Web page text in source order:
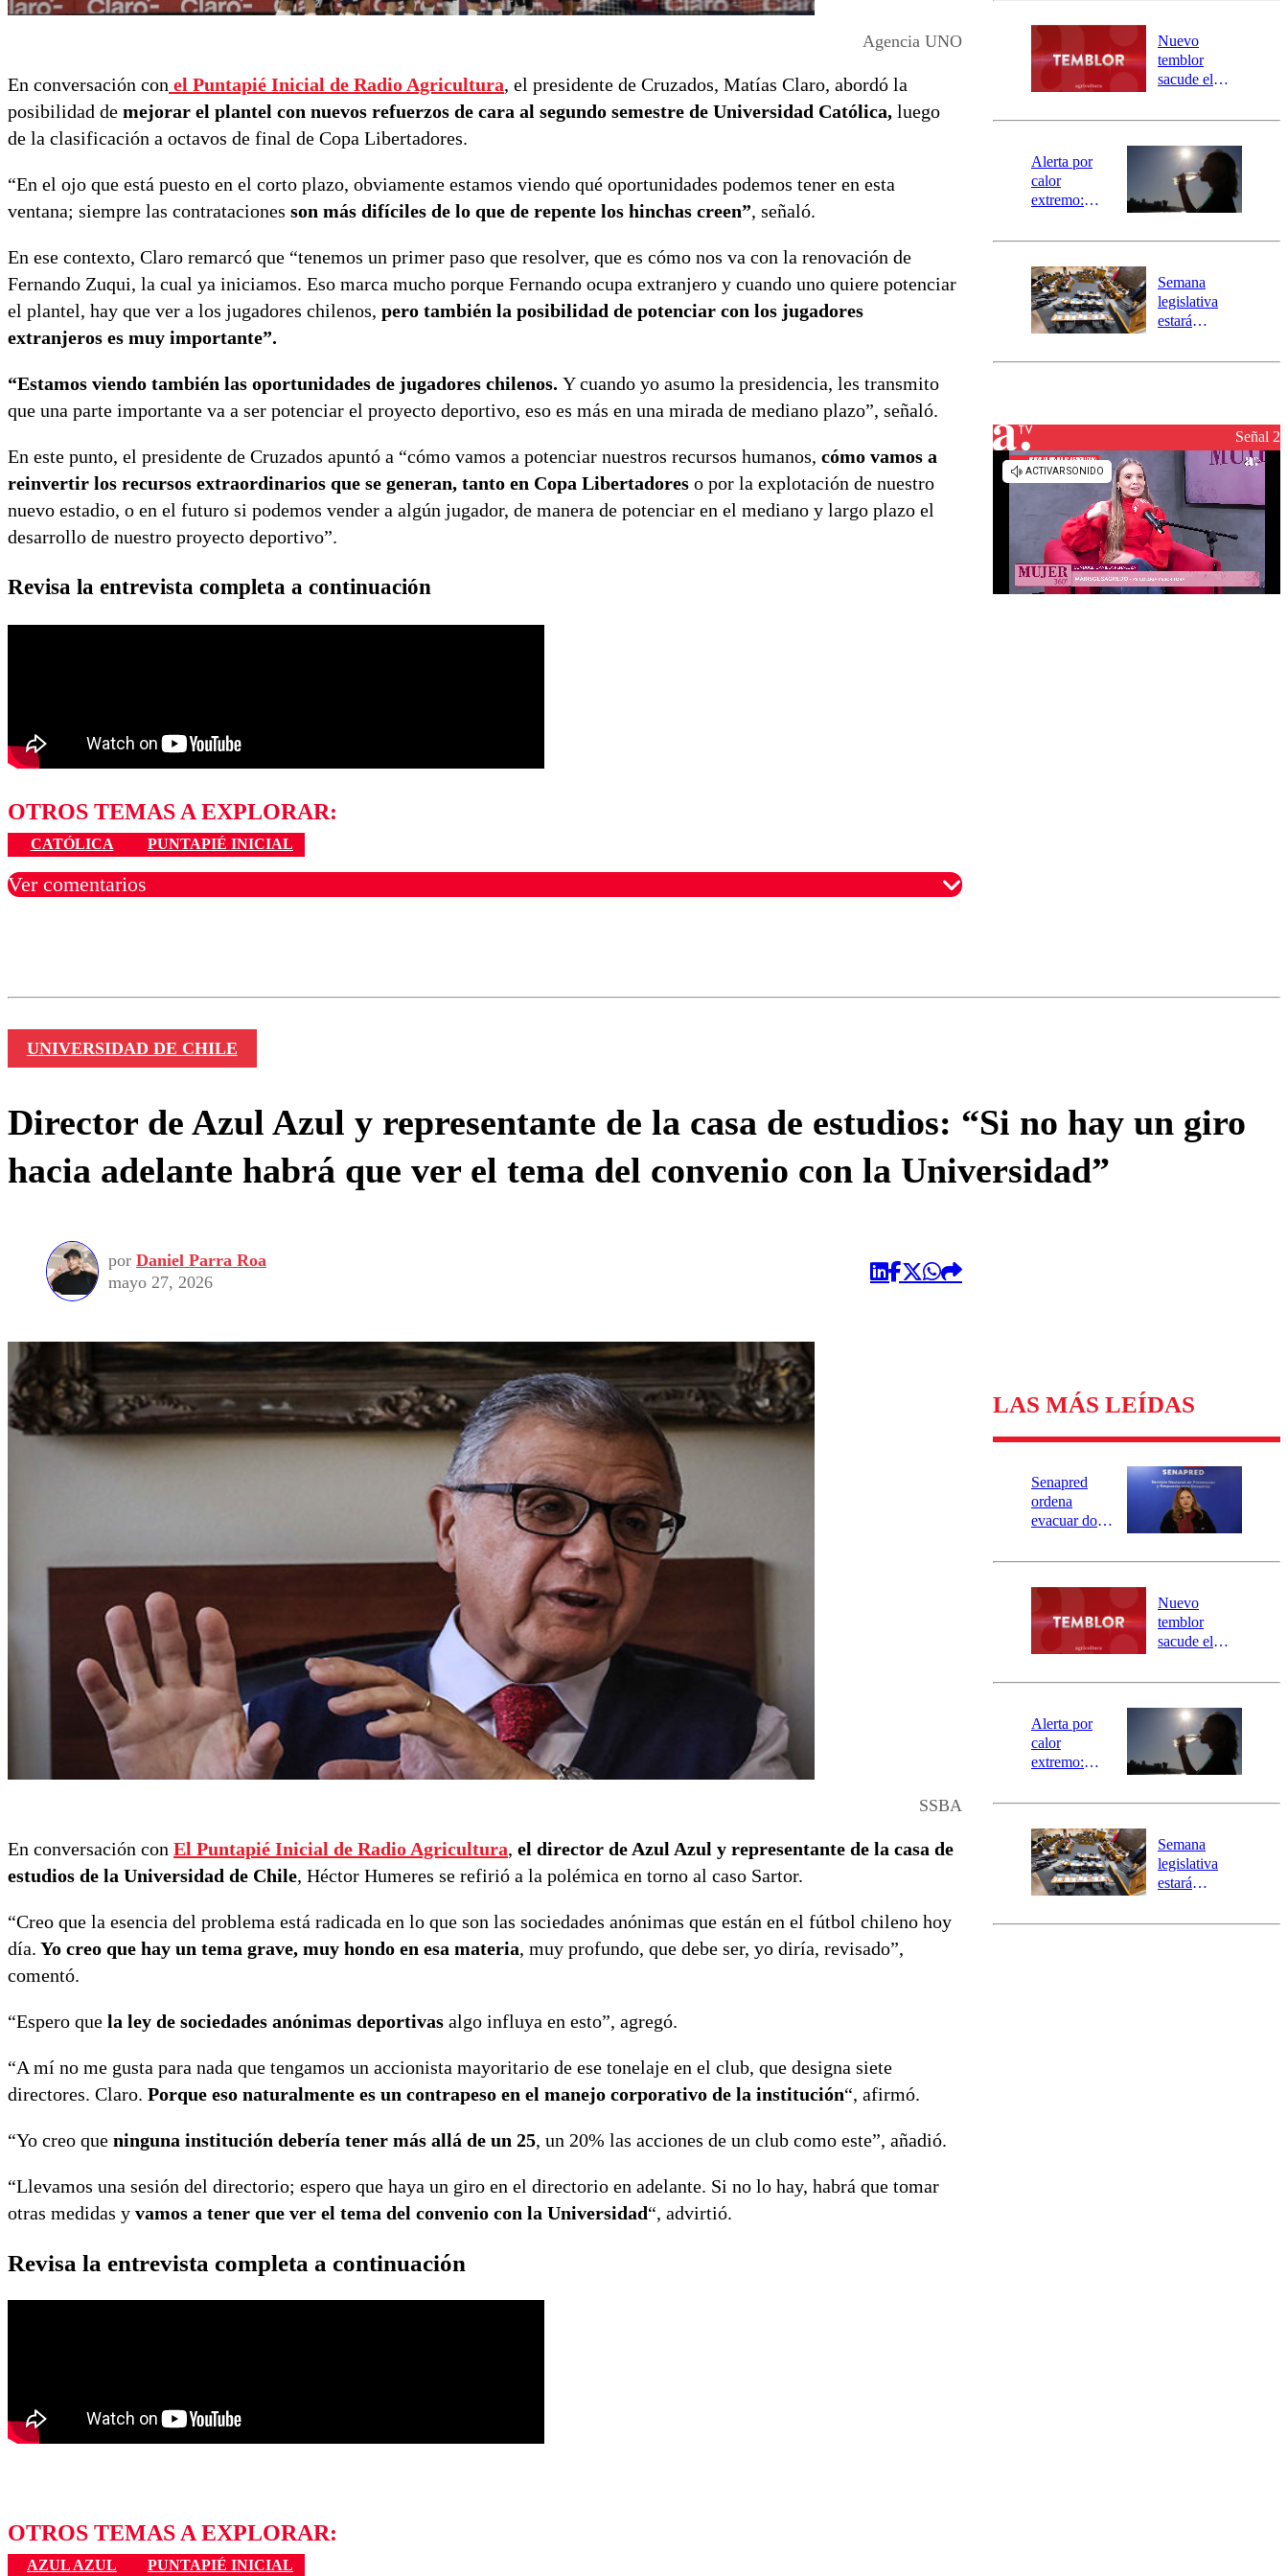
Agencia UNO
En conversación con el Puntapié Inicial de Radio Agricultura, el presidente de Cruzados, Matías Claro, abordó la
posibilidad de mejorar el plantel con nuevos refuerzos de cara al segundo semestre de Universidad Católica, luego
de la clasificación a octavos de final de Copa Libertadores.
“En el ojo que está puesto en el corto plazo, obviamente estamos viendo qué oportunidades podemos tener en esta
ventana; siempre las contrataciones son más difíciles de lo que de repente los hinchas creen”, señaló.
En ese contexto, Claro remarcó que “tenemos un primer paso que resolver, que es cómo nos va con la renovación de
Fernando Zuqui, la cual ya iniciamos. Eso marca mucho porque Fernando ocupa extranjero y cuando uno quiere potenciar
el plantel, hay que ver a los jugadores chilenos, pero también la posibilidad de potenciar con los jugadores
extranjeros es muy importante”.
“Estamos viendo también las oportunidades de jugadores chilenos. Y cuando yo asumo la presidencia, les transmito
que una parte importante va a ser potenciar el proyecto deportivo, eso es más en una mirada de mediano plazo”, señaló.
En este punto, el presidente de Cruzados apuntó a “cómo vamos a potenciar nuestros recursos humanos, cómo vamos a
reinvertir los recursos extraordinarios que se generan, tanto en Copa Libertadores o por la explotación de nuestro
nuevo estadio, o en el futuro si podemos vender a algún jugador, de manera de potenciar en el mediano y largo plazo el
desarrollo de nuestro proyecto deportivo”.
Revisa la entrevista completa a continuación
OTROS TEMAS A EXPLORAR:
CATÓLICA PUNTAPIÉ INICIAL
Ver comentarios
río Damas:
activa
mensajería
SAE
Nuevo
temblor
sacude el
revisa la
epicentro
Alerta por
calor
extremo:
activa Alerta
Preventiva en
tres comunas
Semana
legislativa
estará
el fin de la
reconstrucciónSeñal 2
UNIVERSIDAD DE CHILE
Director de Azul Azul y representante de la casa de estudios: “Si no hay un giro
hacia adelante habrá que ver el tema del convenio con la Universidad”
por Daniel Parra Roa
mayo 27, 2026
SSBA
En conversación con El Puntapié Inicial de Radio Agricultura, el director de Azul Azul y representante de la casa de
estudios de la Universidad de Chile, Héctor Humeres se refirió a la polémica en torno al caso Sartor.
“Creo que la esencia del problema está radicada en lo que son las sociedades anónimas que están en el fútbol chileno hoy
día. Yo creo que hay un tema grave, muy hondo en esa materia, muy profundo, que debe ser, yo diría, revisado”,
comentó.
“Espero que la ley de sociedades anónimas deportivas algo influya en esto”, agregó.
“A mí no me gusta para nada que tengamos un accionista mayoritario de ese tonelaje en el club, que designa siete
directores. Claro. Porque eso naturalmente es un contrapeso en el manejo corporativo de la institución“, afirmó.
“Yo creo que ninguna institución debería tener más allá de un 25, un 20% las acciones de un club como este”, añadió.
“Llevamos una sesión del directorio; espero que haya un giro en el directorio en adelante. Si no lo hay, habrá que tomar
otras medidas y vamos a tener que ver el tema del convenio con la Universidad“, advirtió.
Revisa la entrevista completa a continuación
OTROS TEMAS A EXPLORAR:
AZUL AZUL PUNTAPIÉ INICIAL
LAS MÁS LEÍDAS
Senapred
ordena
evacuar dos
Carahue por
río Damas:
activa
mensajería
SAE
Nuevo
temblor
sacude el
revisa la
epicentro
Alerta por
calor
extremo:
activa Alerta
Preventiva en
tres comunas
Semana
legislativa
estará
el fin de la